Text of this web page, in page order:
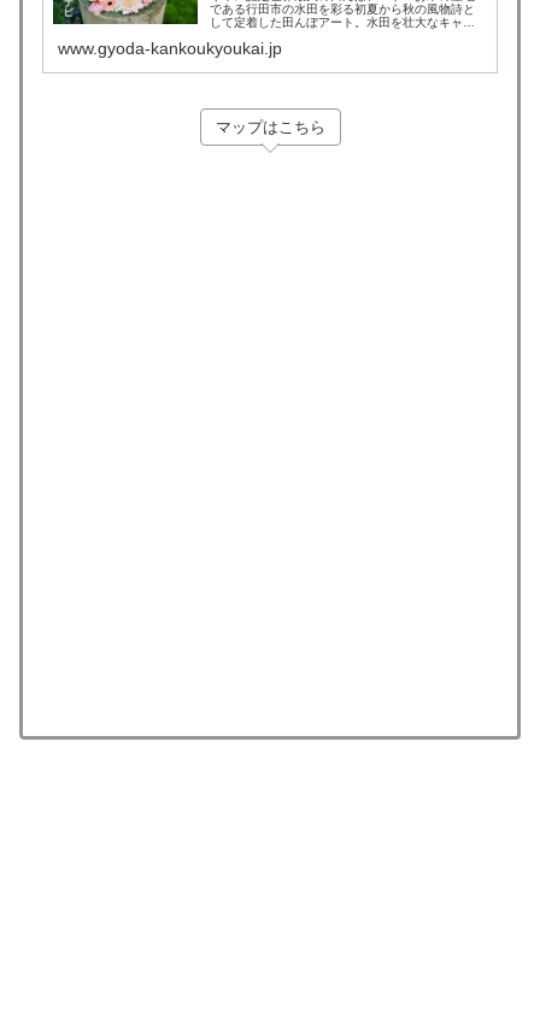
である行田市の水田を彩る初夏から秋の風物詩と
して定着した田んぼアート。水田を壮大なキャン
毎年話題のテーマでしています。田んぼアートの
見頃は、7月中旬から10月中旬まで、隣接する古代
蓮会館（行田タワー）からご覧頂けます。
www.gyoda-kankoukyoukai.jp
マップはこちら